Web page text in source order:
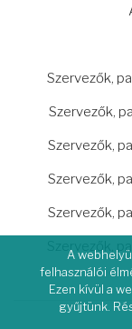
Szervezők,
Szervezők,
Szervezők,
Szervezők,
Szervezők,
Szervezők,
A
felhasználói
Ezen kívül a
gyűjtünk.